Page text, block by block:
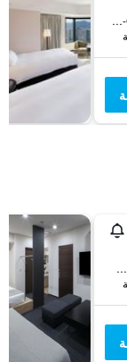
Nishi 4-Chome 1-jo Kita Chuo-ku, سابورو, اليابان
6-16-1 Minami 5 Jonishi, سابورو, اليابان